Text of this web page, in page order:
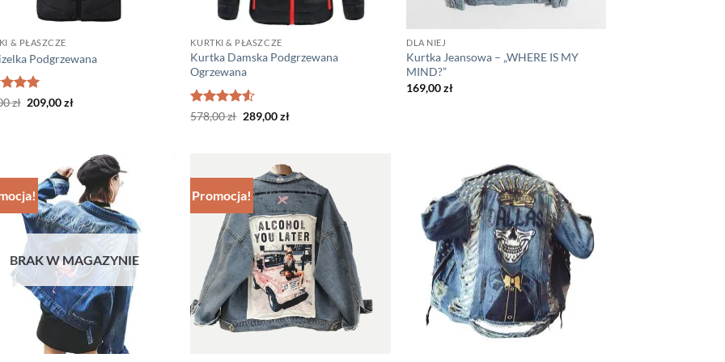
& PŁASZCZE
Podgrzewana
5
zł Pierwotna
cena
209,00złAktualna
KURTKI & PŁASZCZE
Kurtka Damska Podgrzewana
Ogrzewana
Oceniono
578,00zł Pierwotna
cena
289,00złAktualna
DLA NIEJ
Kurtka Jeansowa – „WHERE IS MY
MIND?”
169,00zł
BRAK W MAGAZYNIE
Promocja!